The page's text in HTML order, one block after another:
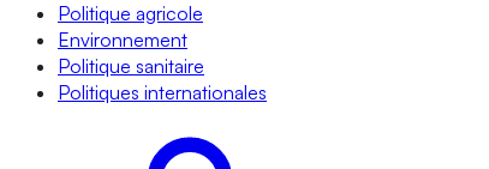
Politique agricole
Environnement
Politique sanitaire
Politiques internationales